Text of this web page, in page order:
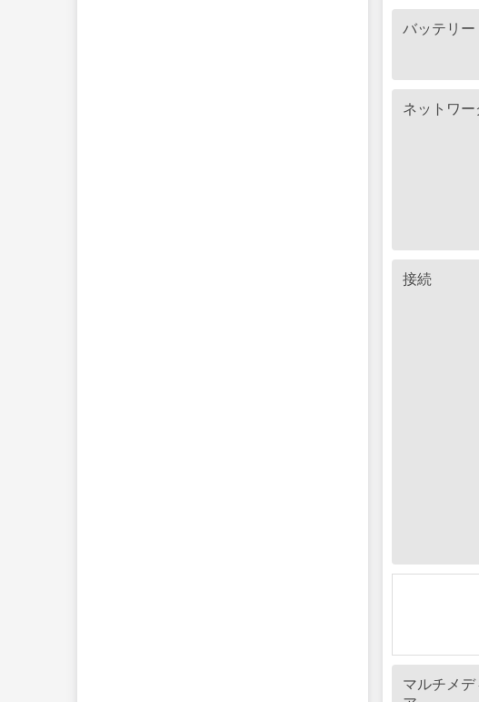
バッテリー
ネットワー
接続
マルチメデ